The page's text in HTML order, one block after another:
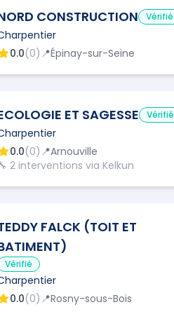
CONSTRUCTION Vérifié
0.0(0) 📍Épinay-sur-Seine
ET SAGESSE Vérifié
0.0(0) 📍Arnouville
2 interventions via Kelkun
FALCK (TOIT ET
Vérifié
0.0(0) 📍Rosny-sous-Bois